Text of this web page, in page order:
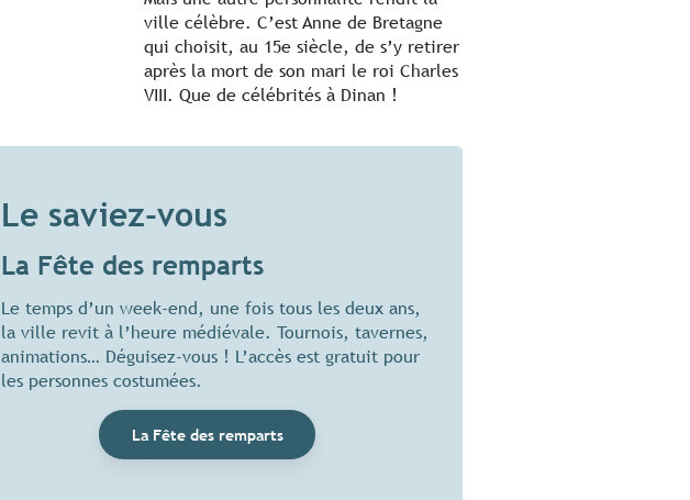
ville célèbre. C’est Anne de Bretagne
qui choisit, au 15e siècle, de s’y retirer
après la mort de son mari le roi Charles
VIII. Que de célébrités à Dinan !
Le saviez-vous
La Fête des remparts
Le temps d’un week-end, une fois tous les deux ans,
la ville revit à l’heure médiévale. Tournois, tavernes,
animations… Déguisez-vous ! L’accès est gratuit pour
les personnes costumées.
La Fête des remparts